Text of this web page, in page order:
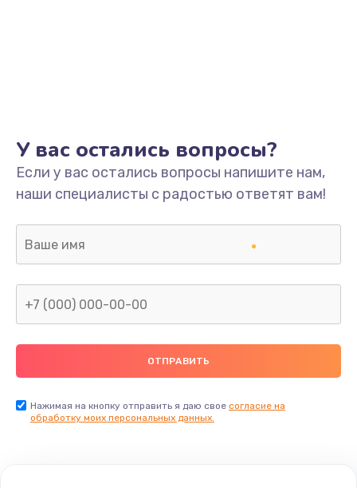
У вас остались вопросы?
Если у вас остались вопросы напишите нам,
наши специалисты с радостью ответят вам!
Нажимая на кнопку отправить я даю свое согласие на
обработку моих персональных данных.